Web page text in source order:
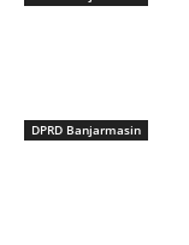
DPRD Banjarmasin